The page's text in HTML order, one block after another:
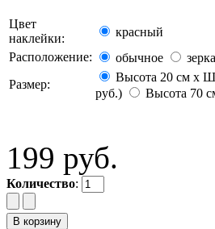
Цвет
наклейки:
красный
Расположение:
обычное
Размер:
Высота 20 см х
руб.)
Высота 70
199 руб.
Количество: